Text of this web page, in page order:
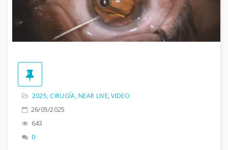
2025, CIRUGÍA,NEAR LIVE,VIDEO
26/05/2025
643
0